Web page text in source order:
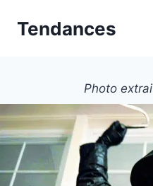
Tendances
Photo